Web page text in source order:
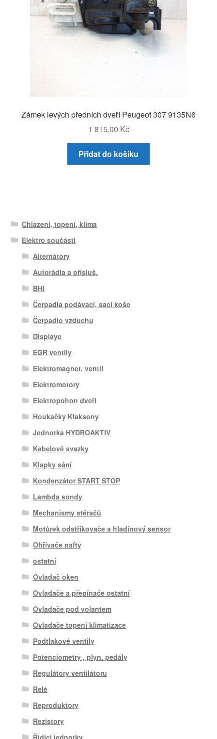
Zámek levých předních dveří Peugeot 307 9135N6
1 815,00 Kč
Přidat do košíku
Chlazení, topení, klima
Elektro součásti
Alternátory
Autorádia a přísluš.
BHI
Čerpadla podávací, sací koše
Čerpadlo vzduchu
Displaye
EGR ventily
Elektromagnet. ventil
Elektromotory
Elektropohon dveří
Houkačky Klaksony
Jednotka HYDROAKTIV
Kabelové svazky
Klapky sání
Kondenzátor START STOP
Lambda sondy
Mechanismy stěračů
Motůrek odstřikovače a hladinový sensor
Ohřívače nafty
ostatní
Ovladač oken
Ovladače a přepínače ostatní
Ovladače pod volantem
Ovladače topení klimatizace
Podtlakové ventily
Potenciometry , plyn. pedály
Regulátory ventilátoru
Relé
Reproduktory
Rezistory